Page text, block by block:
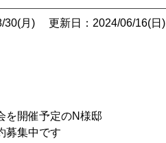
30(月) 更新日：2024/06/16(日)
を開催予定のN様邸
募集中です